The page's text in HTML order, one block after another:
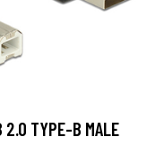
2.0 TYPE-B MALE